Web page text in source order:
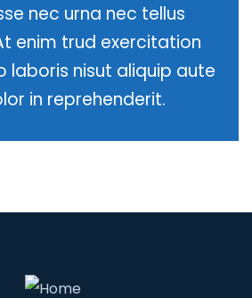
nec urna nec tellus
enim trud exercitation
laboris nisut aliquip aute
in reprehenderit.